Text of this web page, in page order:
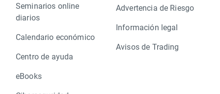
Seminarios online
diarios
Calendario económico
Centro de ayuda
eBooks
Advertencia de Riesgo
Información legal
Avisos de Trading